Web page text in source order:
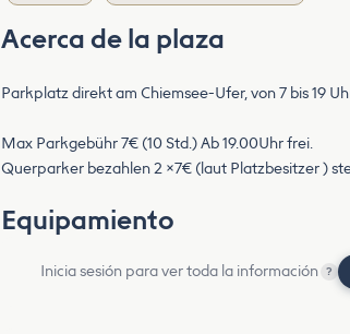
Acerca de la plaza
Parkplatz direkt am Chiemsee-Ufer, von 7 bis 19
Max Parkgebühr 7€ (10 Std.) Ab 19.00Uhr frei.
Querparker bezahlen 2 ×7€ (laut Platzbesitzer )
Equipamiento
Inicia sesión para ver toda la información ?